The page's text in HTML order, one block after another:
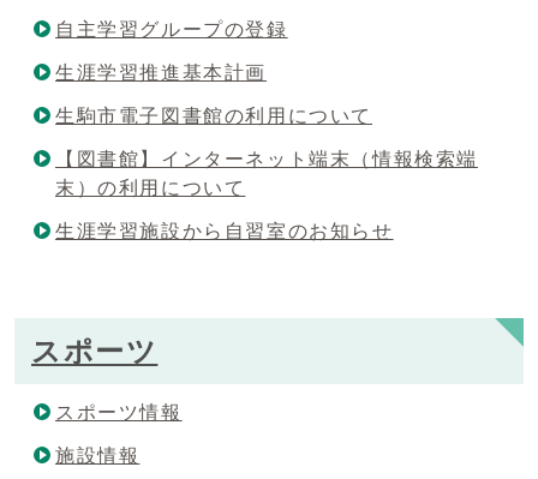
自主学習グループの登録
生涯学習推進基本計画
生駒市電子図書館の利用について
【図書館】インターネット端末（情報検索端
末）の利用について
生涯学習施設から自習室のお知らせ
スポーツ
スポーツ情報
施設情報